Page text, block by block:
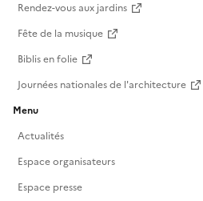
Rendez-vous aux jardins
Fête de la musique
Biblis en folie
Journées nationales de l'architecture
Menu
Actualités
Espace organisateurs
Espace presse